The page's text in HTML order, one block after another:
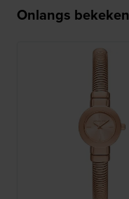
Onlangs bekeken